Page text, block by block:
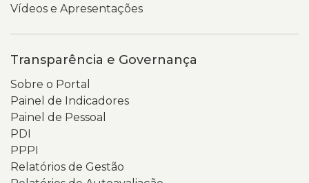
apresenta
como
espaço
para
acesso
a
documentos,
relatórios,
Vídeos e Apresentações
Transparência e Governança
Sobre o Portal
Painel de Indicadores
Painel de Pessoal
PDI
PPPI
Relatórios de Gestão